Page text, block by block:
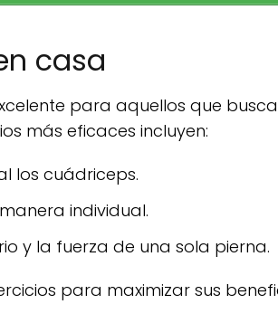
casa
para aquellos que
más eficaces incluyen:
los cuádriceps.
individual.
y la fuerza de una sola pierna.
para maximizar sus